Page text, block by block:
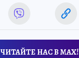
ЧИТАЙТЕ НАС В МАХ!